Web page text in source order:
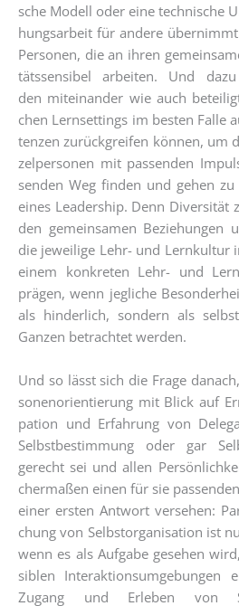
sche Modell oder eine tech­ni­sche
hungs­ar­beit für ande­re
Per­so­nen, die an ihren
täts­sen­si­bel arbei­ten. Und
den mit­ein­an­der wie auch
chen Lern­set­tings im bes­ten Fal­le
ten­zen zurück­grei­fen kön­nen, um
zel­per­so­nen mit pas­sen­den
sen­den Weg fin­den und gehen
eines Lea­der­ship. Denn Diver­si­tät
den gemein­sa­men Bezie­hun­gen
die jewei­li­ge Lehr- und Lern­kul­tur
einem kon­kre­ten Lehr- und
prä­gen, wenn jeg­li­che
als hin­der­lich, son­dern als
Gan­zen betrach­tet werden.
Und so lässt sich die Fra­ge
so­nen­ori­en­tie­rung mit Blick auf
pa­ti­on und Erfah­rung von
Selbst­be­stim­mung oder gar
gerecht sei und allen
cher­ma­ßen einen für sie
einer ers­ten Ant­wort ver­se­hen:
chung von Selbst­or­ga­ni­sa­ti­on ist
wenn es als Auf­ga­be gese­hen
si­blen Inter­ak­ti­ons­um­ge­bun­gen
Zugang und Erle­ben von